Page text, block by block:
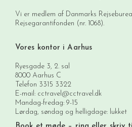
Vi er medlem af Danmarks
Rejsegarantifonden (nr. 1068).
Vores kontor i Aarhus
Ryesgade 3, 2. sal
8000 Aarhus C
Telefon 3315 3322
E-mail: cctravel@cctravel.dk
Mandag-fredag: 9-15
Lørdag, søndag og helligdage: lukket